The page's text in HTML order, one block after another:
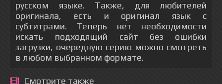
русском языке. Также, для любителей
оригинала, есть и оригинал язык с
субтитрами. Теперь нет необходимости
искать подходящий сайт без ошибки
загрузки, очередную серию можно смотреть
в любом выбранном формате.
Смотрите также